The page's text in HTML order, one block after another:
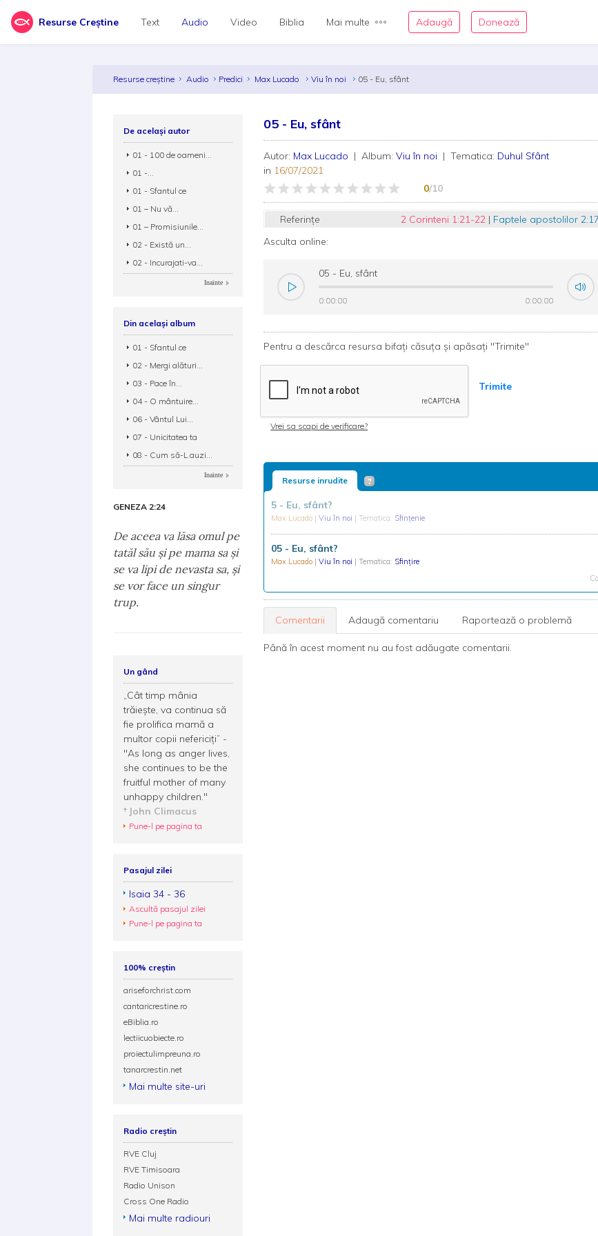
Resurse Creștine Text Audio Video Biblia Mai multe Adaugă Donează
Resurse creștine Audio Predici Max Lucado Viu în noi 05 - Eu, sfânt
05 - Eu, sfânt
Autor: Max Lucado | Album:Viu în noi | Tematica: Duhul Sfânt
in 16/07/2021
0/10
Referințe 2 Corinteni 1:21-22 | Faptele apostolilor 2:17
Asculta online:
05 - Eu, sfânt
0:00:00 0:00:00
0:00:00 0:00:00
Pentru a descărca resursa bifați căsuța și apăsați "Trimite"
Trimite
Vrei sa scapi de verificare?
Resurse inrudite
5 - Eu, sfânt?
Max Lucado | Viu în noi | Tematica: Sfințenie
05 - Eu, sfânt?
Max Lucado | Viu în noi | Tematica: Sfințire
Comentarii Adaugă comentariu Raportează o problemă
Până în acest moment nu au fost adăugate comentarii.
De același autor
01 - 100 de oameni...
01 -...
01 - Sfantul ce
01 – Nu vă...
01 – Promisiunile...
02 - Există un...
02 - Incurajati-va...
Inainte
Din același album
01 - Sfantul ce
02 - Mergi alături...
03 - Pace în...
04 - O mântuire...
06 - Vântul Lui...
07 - Unicitatea ta
08 - Cum să-L auzi...
Inainte
GENEZA 2:24
De aceea va lăsa omul pe
tatăl său şi pe mama sa şi
se va lipi de nevasta sa, şi
se vor face un singur
trup.
Un gând
„Cât timp mânia
trăiește, va continua să
fie prolifica mamă a
multor copii nefericiți” -
"As long as anger lives,
she continues to be the
fruitful mother of many
unhappy children."
John Climacus
Pune-l pe pagina ta
Pasajul zilei
Isaia 34 - 36
Ascultă pasajul zilei
Pune-l pe pagina ta
100% creștin
ariseforchrist.com
cantaricrestine.ro
eBiblia.ro
lectiicuobiecte.ro
proiectulimpreuna.ro
tanarcrestin.net
Mai multe site-uri
Radio creștin
RVE Cluj
RVE Timisoara
Radio Unison
Cross One Radio
Mai multe radiouri